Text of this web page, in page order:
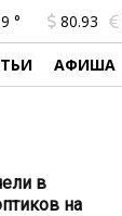
9 ° 80.93
АФИША
в
на